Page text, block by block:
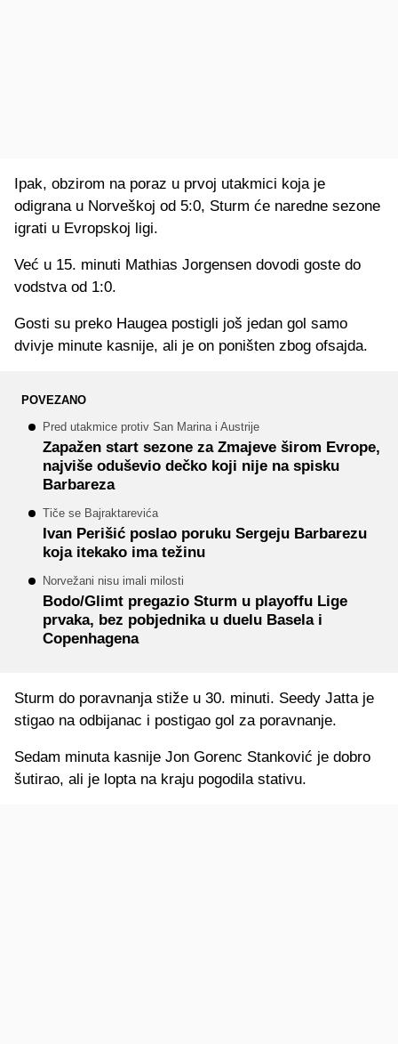
Ipak, obzirom na poraz u prvoj utakmici koja je
odigrana u Norveškoj od 5:0, Sturm će naredne sezone
igrati u Evropskoj ligi.
Već u 15. minuti Mathias Jorgensen dovodi goste do
vodstva od 1:0.
Gosti su preko Haugea postigli još jedan gol samo
dvivje minute kasnije, ali je on poništen zbog ofsajda.
POVEZANO
Pred utakmice protiv San Marina i Austrije
Zapažen start sezone za Zmajeve širom Evrope,
najviše oduševio dečko koji nije na spisku
Barbareza
Tiče se Bajraktarevića
Ivan Perišić poslao poruku Sergeju Barbarezu
koja itekako ima težinu
Norvežani nisu imali milosti
Bodo/Glimt pregazio Sturm u playoffu Lige
prvaka, bez pobjednika u duelu Basela i
Copenhagena
Sturm do poravnanja stiže u 30. minuti. Seedy Jatta je
stigao na odbijanac i postigao gol za poravnanje.
Sedam minuta kasnije Jon Gorenc Stanković je dobro
šutirao, ali je lopta na kraju pogodila stativu.